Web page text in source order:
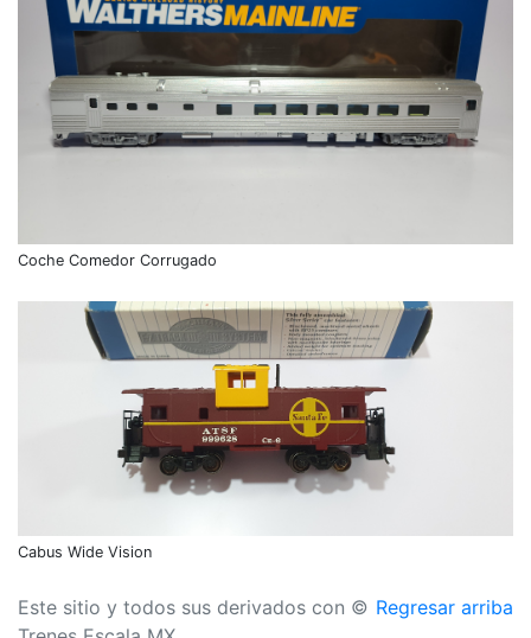
Coche Comedor Corrugado
Cabus Wide Vision
Regresar arriba
Este sitio y todos sus derivados con ©